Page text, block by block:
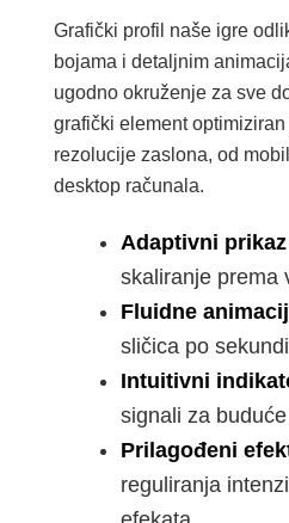
Grafički profil naše igre
bojama i detaljnim
ugodno okruženje za sve
grafički element
rezolucije zaslona, od
desktop računala.
Adaptivni prikaz
skaliranje prema
Fluidne
sličica po
Intuitivni
signali za
Prilagođeni
reguliranja